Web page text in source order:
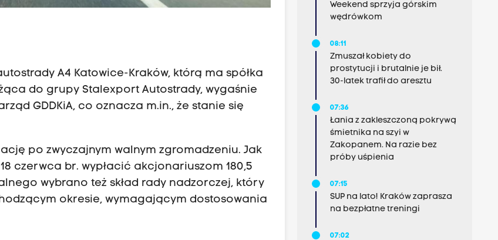
A4 Katowice-Kraków, którą ma spółka
do grupy Stalexport Autostrady, wygaśnie
GDDKiA, co oznacza m.in., że stanie się
po zwyczajnym walnym zgromadzeniu. Jak
czerwca br. wypłacić akcjonariuszom 180,5
wybrano też skład rady nadzorczej, który
okresie, wymagającym dostosowania
Weekend sprzyja górskim
wędrówkom
08:11
Zmuszał kobiety do
prostytucji i brutalnie je bił.
30-latek trafił do aresztu
07:36
Łania z zakleszczoną pokrywą
śmietnika na szyi w
Zakopanem. Na razie bez
próby uśpienia
07:15
SUP na lato! Kraków zaprasza
na bezpłatne treningi
07:02